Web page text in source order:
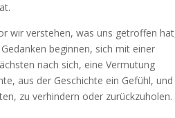
wir verstehen, was uns getroffen
beginnen, sich mit einer
nach sich, eine Vermutung
aus der Geschichte ein Gefühl, und
zu verhindern oder zurückzuholen.